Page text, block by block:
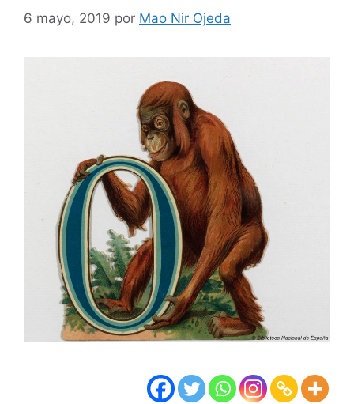
6 mayo, 2019 por Mao Nir Ojeda